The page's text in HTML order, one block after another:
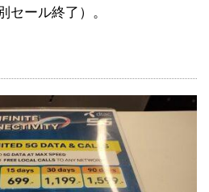
セール終了）。